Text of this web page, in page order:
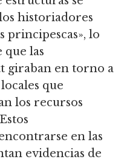
historiadores
principescas», lo
que las
giraban en torno a
que
los recursos
en las
evidencias de